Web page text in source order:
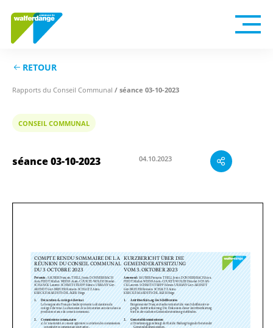
RETOUR
Rapports du Conseil Communal / séance 03-10-2023
CONSEIL COMMUNAL
séance 03-10-2023 04.10.2023